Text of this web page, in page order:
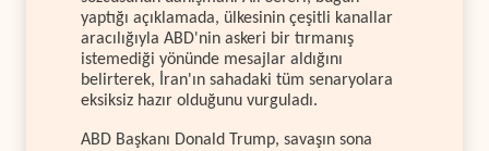
yaptığı açıklamada, ülkesinin çeşitli kanallar
aracılığıyla ABD'nin askeri bir tırmanış
istemediği yönünde mesajlar aldığını
belirterek, İran'ın sahadaki tüm senaryolara
eksiksiz hazır olduğunu vurguladı.
ABD Başkanı Donald Trump, savaşın sona